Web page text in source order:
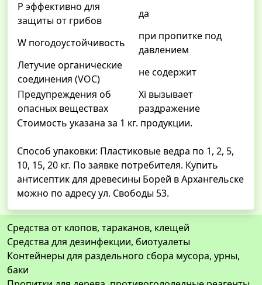
P эффективно для
защиты от грибов
да
W погодоустойчивость
при пропитке под
давлением
Летучие органические
соединения (VOC)
не содержит
Предупреждения об
опасных веществах
Xi вызывает
раздражение
Стоимость указана за 1 кг. продукции.
Способ упаковки: Пластиковые ведра по 1, 2, 5,
10, 15, 20 кг. По заявке потребителя. Купить
антисептик для древесины Борей в Архангельске
можно по адресу ул. Свободы 53.
Средства от клопов, тараканов, клещей
Средства для дезинфекции, биотуалеты
Контейнеры для раздельного сбора мусора, урны,
баки